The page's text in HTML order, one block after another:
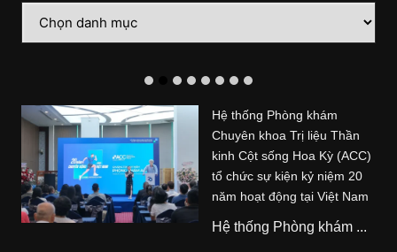
mục
Hệ thống Phòng khám
Chuyên khoa Trị liệu Thần
kinh Cột sống Hoa Kỳ (ACC)
tổ chức sự kiện kỷ niệm 20
năm hoạt động tại Việt Nam
Hệ thống Phòng khám ...